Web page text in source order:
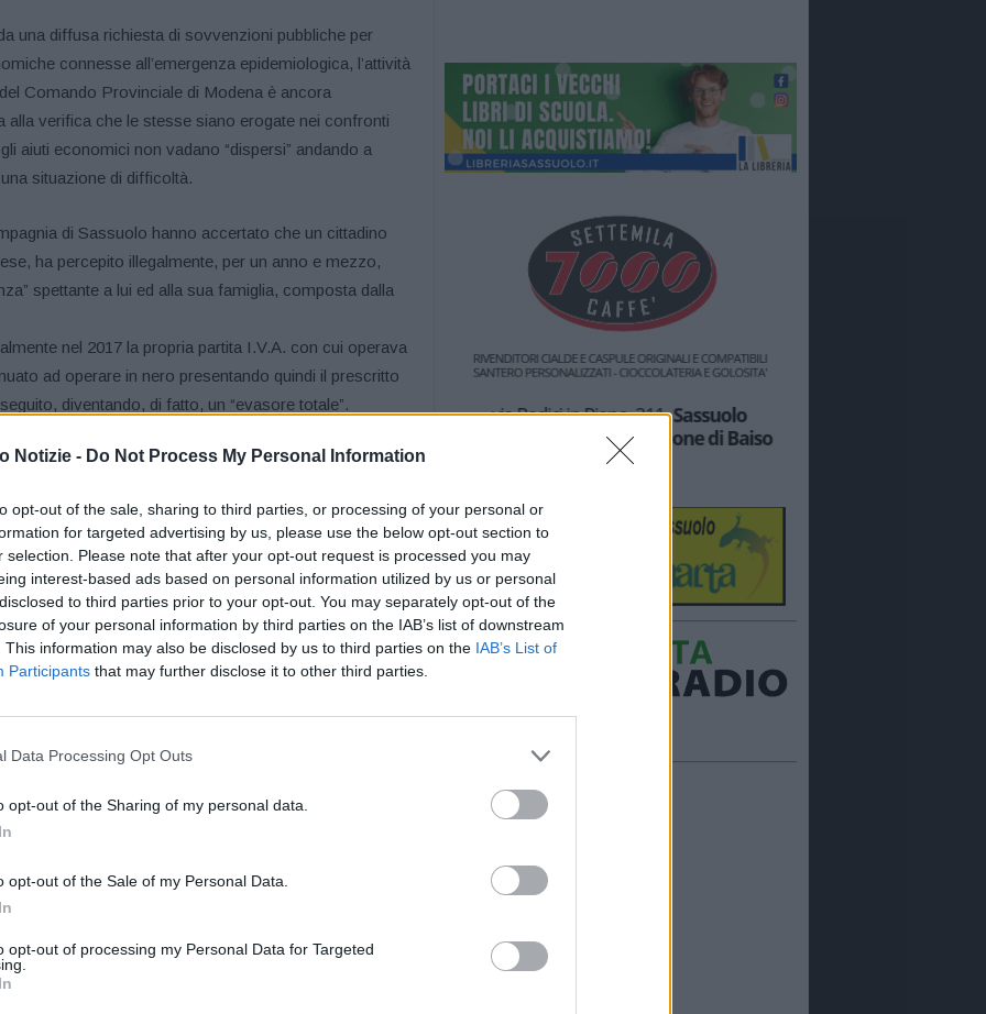
Notizie - Do Not Process My Personal Information
opt-out of the sale, sharing to third parties, or processing of your personal or
for targeted advertising by us, please use the below opt-out section to
selection. Please note that after your opt-out request is processed you may
interest-based ads based on personal information utilized by us or personal
to third parties prior to your opt-out. You may separately opt-out of the
of your personal information by third parties on the IAB’s list of downstream
This information may also be disclosed by us to third parties on the IAB’s List of
Participants that may further disclose it to other third parties.
Data Processing Opt Outs
opt-out of the Sharing of my personal data.
opt-out of the Sale of my Personal Data.
opt-out of processing my Personal Data for Targeted
una diffusa richiesta di sovvenzioni pubbliche per
connesse all’emergenza epidemiologica, l’attività
Comando Provinciale di Modena è ancora
alla verifica che le stesse siano erogate nei confronti
aiuti economici non vadano “dispersi” andando a
situazione di difficoltà.
di Sassuolo hanno accertato che un cittadino
ha percepito illegalmente, per un anno e mezzo,
spettante a lui ed alla sua famiglia, composta dalla
nel 2017 la propria partita I.V.A. con cui operava
ad operare in nero presentando quindi il prescritto
diventando, di fatto, un “evasore totale”.
nella “banca dati” dell’Anagrafe Tributaria, e
elettronica”, i Finanzieri sassolesi sono riusciti ad
ed a ricostruire il reale giro d’affari e gli introiti
incamerare il “reddito di cittadinanza”.
della Repubblica presso il Tribunale di Modena per
che, per il caso di specie, sanziona con la reclusione
indebitamente il beneficio in argomento, rende o
cose non vere, ovvero omette informazioni
informato anche il competente ufficio dell’INPS per
e la restituzione di quanto illecitamente
attività di polizia economico-finanziaria, i militari
individuato complessivamente n. 53 soggetti che, a
di varie “prestazioni sociali agevolate”, quali
del “ticket sanitario”, della “mensa” e del
pari a 77.000 euro.
segnalazione ai competenti Uffici erogatori per l’avvio
delle somme.